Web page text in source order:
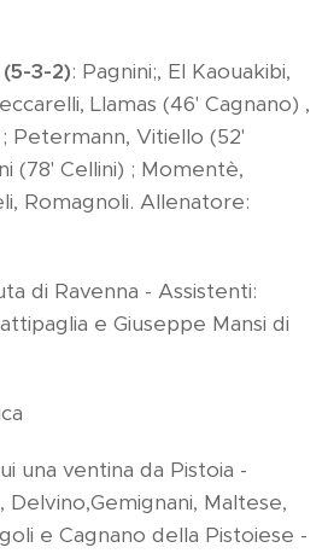
(5-3-2): Pagnini;, El Kaouakibi,
Llamas (46' Cagnano) ,
Petermann, Vitiello (52'
(78' Cellini) ; Momentè,
Romagnoli. Allenatore:
di Ravenna - Assistenti:
e Giuseppe Mansi di
una ventina da Pistoia -
Delvino,Gemignani, Maltese,
e Cagnano della Pistoiese -